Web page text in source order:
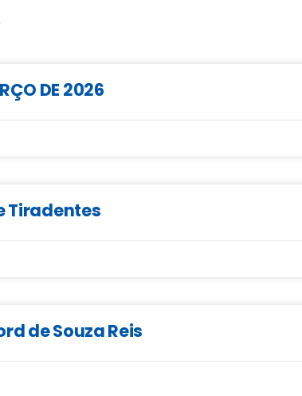
DE 2026
Tiradentes
de Souza Reis